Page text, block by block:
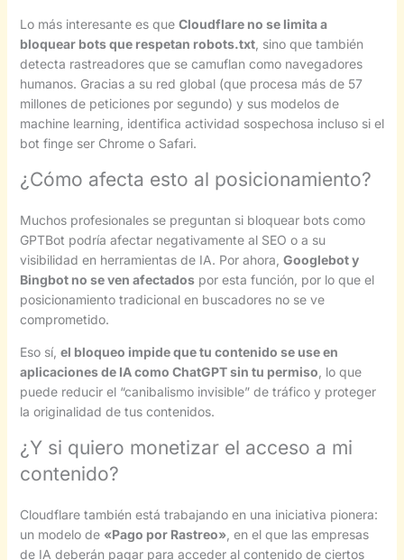
Lo más interesante es que Cloudflare no se limita a
bloquear bots que respetan robots.txt, sino que también
detecta rastreadores que se camuflan como navegadores
humanos. Gracias a su red global (que procesa más de 57
millones de peticiones por segundo) y sus modelos de
machine learning, identifica actividad sospechosa incluso si el
bot finge ser Chrome o Safari.
¿Cómo afecta esto al posicionamiento?
Muchos profesionales se preguntan si bloquear bots como
GPTBot podría afectar negativamente al SEO o a su
visibilidad en herramientas de IA. Por ahora, Googlebot y
Bingbot no se ven afectadospor esta función, por lo que el
posicionamiento tradicional en buscadores no se ve
comprometido.
Eso sí, el bloqueo impide que tu contenido se use en
aplicaciones de IA como ChatGPT sin tu permiso , lo que
puede reducir el “canibalismo invisible” de tráfico y proteger
la originalidad de tus contenidos.
¿Y si quiero monetizar el acceso a mi
contenido?
Cloudflare también está trabajando en una iniciativa pionera:
un modelo de «Pago por Rastreo», en el que las empresas
de IA deberán pagar para acceder al contenido de ciertos